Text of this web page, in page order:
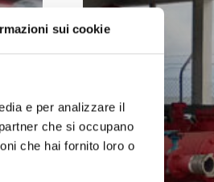
sui cookie
e per analizzare il
che si occupano
che hai fornito loro o